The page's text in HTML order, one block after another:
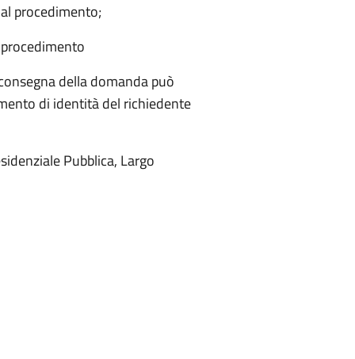
procedimento;
della domanda può
di identità del richiedente
Pubblica, Largo